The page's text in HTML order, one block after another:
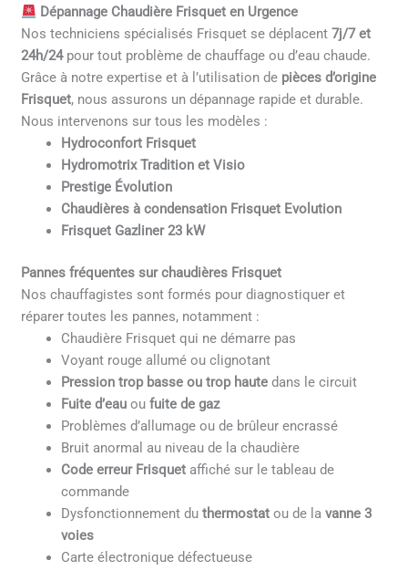
Dépannage Chaudière Frisquet en Urgence
Nos techniciens spécialisés Frisquet se déplacent7j/7 et
24h/24pour tout problème de chauffage ou d’eau chaude.
Grâce à notre expertise et à l’utilisation de pièces d’origine
Frisquet, nous assurons un dépannage rapide et durable.
Nous intervenons sur tous les modèles :
Hydroconfort Frisquet
Hydromotrix Tradition et Visio
Prestige Évolution
Chaudières à condensation Frisquet Evolution
Frisquet Gazliner 23 kW
Pannes fréquentes sur chaudières Frisquet
Nos chauffagistes sont formés pour diagnostiquer et
réparer toutes les pannes, notamment :
Chaudière Frisquet qui ne démarre pas
Voyant rouge allumé ou clignotant
Pression trop basse ou trop haute dans le circuit
Fuite d’eau oufuite de gaz
Problèmes d’allumage ou de brûleur encrassé
Bruit anormal au niveau de la chaudière
Code erreur Frisquet affiché sur le tableau de
commande
Dysfonctionnement duthermostat ou de lavanne 3
voies
Carte électronique défectueuse